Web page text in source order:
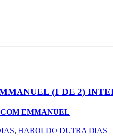
(1 DE 2)
EMMANUEL
, HAROLDO DUTRA DIAS